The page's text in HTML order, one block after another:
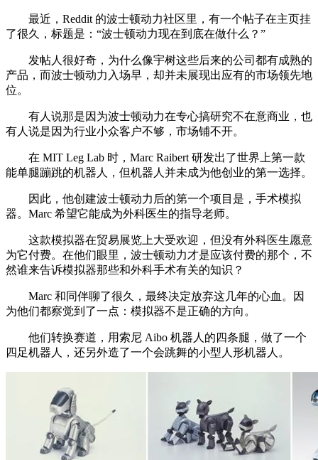
最近，Reddit 的波士顿动力社区里，有一个帖子在主页挂
了很久，标题是：“波士顿动力现在到底在做什么？”
发帖人很好奇，为什么像宇树这些后来的公司都有成熟的
产品，而波士顿动力入场早，却并未展现出应有的市场领先地
位。
有人说那是因为波士顿动力在专心搞研究不在意商业，也
有人说是因为行业小众客户不够，市场铺不开。
在 MIT Leg Lab 时，Marc Raibert 研发出了世界上第一款
能单腿蹦跳的机器人，但机器人并未成为他创业的第一选择。
因此，他创建波士顿动力后的第一个项目是，手术模拟
器。Marc 希望它能成为外科医生的指导老师。
这款模拟器在贸易展览上大受欢迎，但没有外科医生愿意
为它付费。在他们眼里，波士顿动力才是应该付费的那个，不
然谁来告诉模拟器那些和外科手术有关的知识？
Marc 和同伴聊了很久，最终决定放弃这几年的心血。因
为他们都察觉到了一点：模拟器不是正确的方向。
他们转换赛道，用索尼 Aibo 机器人的四条腿，做了一个
四足机器人，还另外造了一个会跳舞的小型人形机器人。